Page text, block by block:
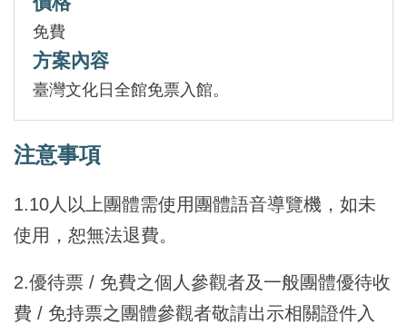
免費
方案內容
臺灣文化日全館免票入館。
注意事項
1.10人以上團體需使用團體語音導覽機，如未
使用，恕無法退費。
2.優待票 / 免費之個人參觀者及一般團體優待收
費 / 免持票之團體參觀者敬請出示相關證件入